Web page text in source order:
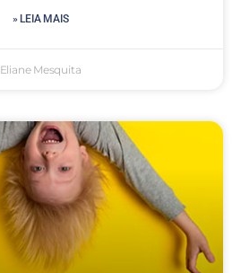
» LEIA MAIS
Eliane Mesquita